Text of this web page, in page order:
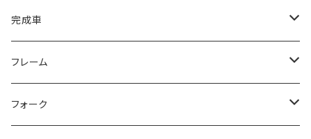
完成車
ROAD
MTB
フレーム
ROADフレーム
フォーク